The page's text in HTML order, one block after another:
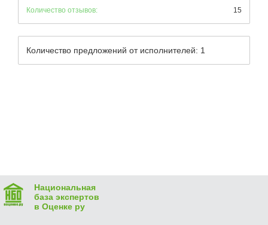
Количество отзывов:
15
Количество предложений от исполнителей: 1
Национальная
база экспертов
в Оценке ру